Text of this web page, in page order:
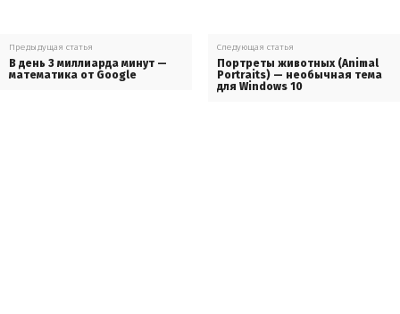
Предыдущая статья
В день 3 миллиарда минут —
математика от Google
Следующая статья
Портреты животных (Animal
Portraits) — необычная тема
для Windows 10